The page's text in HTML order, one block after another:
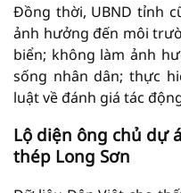
Đồng thời, UBND tỉnh
ảnh hưởng đến môi
biển; không làm ảnh
sống nhân dân; thực
luật về đánh giá tác
Lộ diện ông chủ dự
thép Long Sơn